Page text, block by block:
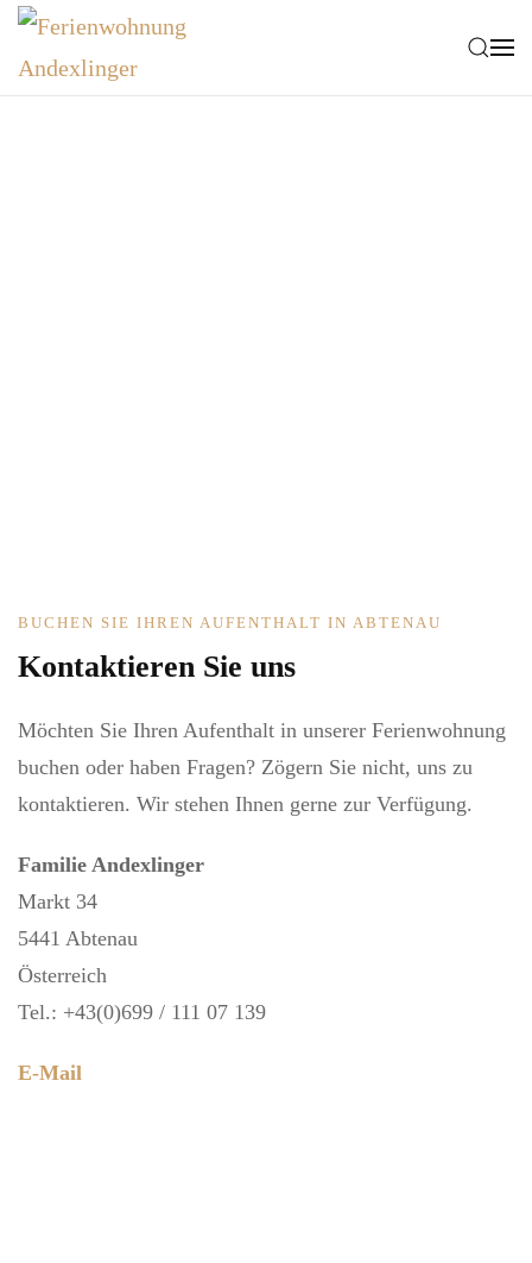
Zum Hauptinhalt springen
BUCHEN SIE IHREN AUFENTHALT IN ABTENAU
Kontaktieren Sie uns
Möchten Sie Ihren Aufenthalt in unserer Ferienwohnung
buchen oder haben Fragen? Zögern Sie nicht, uns zu
kontaktieren. Wir stehen Ihnen gerne zur Verfügung.
Familie Andexlinger
Markt 34
5441 Abtenau
Österreich
Tel.: +43(0)699 / 111 07 139
E-Mail